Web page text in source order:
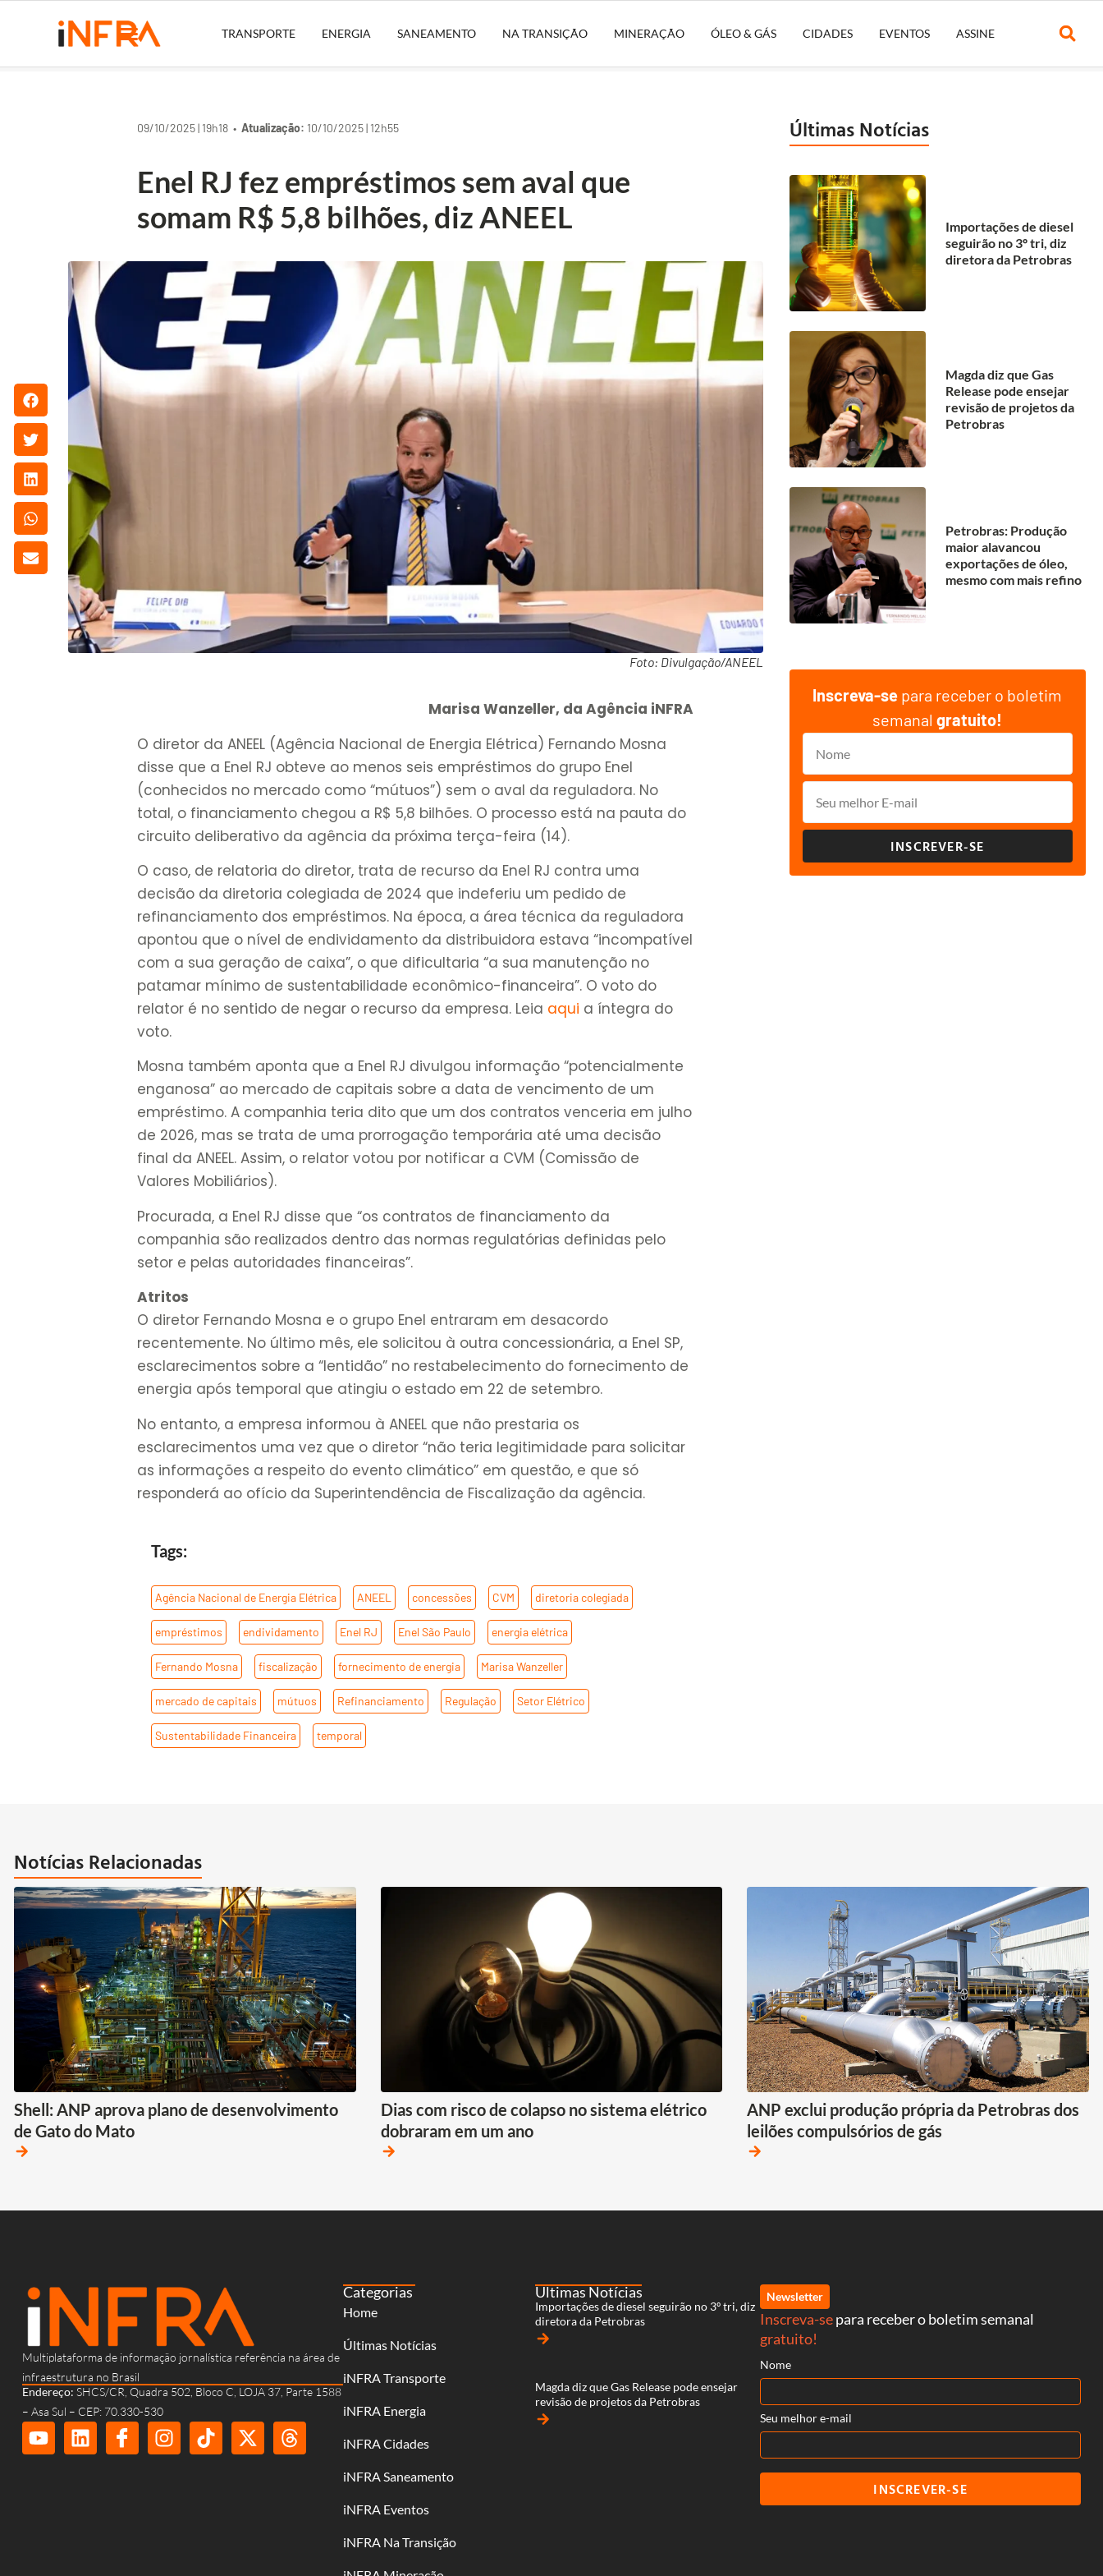
TRANSPORTE ENERGIA SANEAMENTO NA TRANSIÇÃO MINERAÇÃO ÓLEO & GÁS CIDADES EVENTOS ASSINE
09/10/2025 | 19h18 •Atualização: 10/10/2025 | 12h55
Enel RJ fez empréstimos sem aval que
somam R$ 5,8 bilhões, diz ANEEL
Foto: Divulgação/ANEEL
Marisa Wanzeller, da Agência iNFRA
O diretor da ANEEL (Agência Nacional de Energia Elétrica) Fernando Mosna
disse que a Enel RJ obteve ao menos seis empréstimos do grupo Enel
(conhecidos no mercado como “mútuos”) sem o aval da reguladora. No
total, o financiamento chegou a R$ 5,8 bilhões. O processo está na pauta do
circuito deliberativo da agência da próxima terça-feira (14).
O caso, de relatoria do diretor, trata de recurso da Enel RJ contra uma
decisão da diretoria colegiada de 2024 que indeferiu um pedido de
refinanciamento dos empréstimos. Na época, a área técnica da reguladora
apontou que o nível de endividamento da distribuidora estava “incompatível
com a sua geração de caixa”, o que dificultaria “a sua manutenção no
patamar mínimo de sustentabilidade econômico-financeira”. O voto do
relator é no sentido de negar o recurso da empresa. Leia aqui a íntegra do
voto.
Mosna também aponta que a Enel RJ divulgou informação “potencialmente
enganosa” ao mercado de capitais sobre a data de vencimento de um
empréstimo. A companhia teria dito que um dos contratos venceria em julho
de 2026, mas se trata de uma prorrogação temporária até uma decisão
final da ANEEL. Assim, o relator votou por notificar a CVM (Comissão de
Valores Mobiliários).
Procurada, a Enel RJ disse que “os contratos de financiamento da
companhia são realizados dentro das normas regulatórias definidas pelo
setor e pelas autoridades financeiras”.
Atritos
O diretor Fernando Mosna e o grupo Enel entraram em desacordo
recentemente. No último mês, ele solicitou à outra concessionária, a Enel SP,
esclarecimentos sobre a “lentidão” no restabelecimento do fornecimento de
energia após temporal que atingiu o estado em 22 de setembro.
No entanto, a empresa informou à ANEEL que não prestaria os
esclarecimentos uma vez que o diretor “não teria legitimidade para solicitar
as informações a respeito do evento climático” em questão, e que só
responderá ao ofício da Superintendência de Fiscalização da agência.
Tags:
Agência Nacional de Energia Elétrica ANEEL concessões CVM diretoria colegiada
empréstimos endividamento Enel RJ Enel São Paulo energia elétrica
Fernando Mosna fiscalização fornecimento de energia Marisa Wanzeller
mercado de capitais mútuos Refinanciamento Regulação Setor Elétrico
Sustentabilidade Financeira temporal
Últimas Notícias
Importações de diesel
seguirão no 3º tri, diz
diretora da Petrobras
Magda diz que Gas
Release pode ensejar
revisão de projetos da
Petrobras
Petrobras: Produção
maior alavancou
exportações de óleo,
mesmo com mais refino
Inscreva-se para receber o boletim
semanalgratuito!
INSCREVER-SE
Notícias Relacionadas
Shell: ANP aprova plano de desenvolvimento
de Gato do Mato
arrow_forward
Dias com risco de colapso no sistema elétrico
dobraram em um ano
arrow_forward
ANP exclui produção própria da Petrobras dos
leilões compulsórios de gás
arrow_forward
Multiplataforma de informação jornalística referência na área de
infraestrutura no Brasil
Endereço: SHCS/CR, Quadra 502, Bloco C, LOJA 37, Parte 1588
– Asa Sul – CEP: 70.330-530
Categorias
Home
Últimas Notícias
iNFRA Transporte
iNFRA Energia
iNFRA Cidades
iNFRA Saneamento
iNFRA Eventos
iNFRA Na Transição
Últimas Notícias
Importações de diesel seguirão no 3º tri, diz
diretora da Petrobras
arrow_forward
Magda diz que Gas Release pode ensejar
revisão de projetos da Petrobras
arrow_forward
Newsletter
Inscreva-separa receber o boletim semanal
gratuito!
Nome
Seu melhor e-mail
INSCREVER-SE